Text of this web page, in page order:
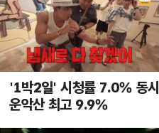
'1박2일' 시청률 7.0% 동시
운악산 최고 9.9%